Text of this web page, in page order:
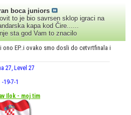
boca juniors
to je bio savrsen sklop igraci na
kapa kod Čire......
sta god Vam to znacilo
EP..i ovako smo dosli do cetvrtfinala i
27, Level 27
-19-7-1
Ilok - moj tim